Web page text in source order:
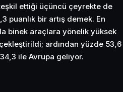
ettiği üçüncü çeyrekte de
puanlık bir artış demek. En
binek araçlara yönelik yüksek
ardından yüzde 53,6
ile Avrupa geliyor.